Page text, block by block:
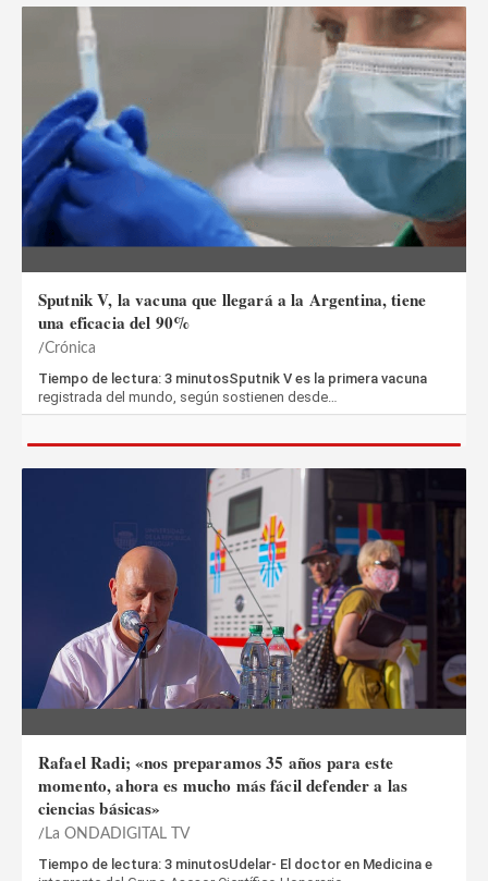
Sputnik V, la vacuna que llegará a la Argentina, tiene
una eficacia del 90%
Crónica
Tiempo de lectura: 3 minutosSputnik V es la primera vacuna
registrada del mundo, según sostienen desde…
Rafael Radi; «nos preparamos 35 años para este
momento, ahora es mucho más fácil defender a las
ciencias básicas»
La ONDADIGITAL TV
Tiempo de lectura: 3 minutosUdelar- El doctor en Medicina e